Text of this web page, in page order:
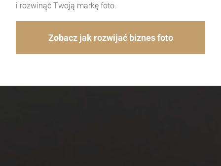
i rozwinąć Twoją markę foto.
Zobacz jak rozwijać biznes foto